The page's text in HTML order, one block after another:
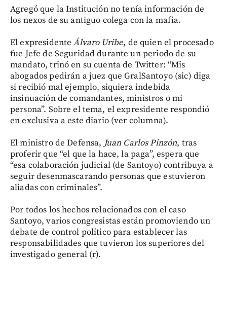
Agregó que la Institución no tenía información de
los nexos de su antiguo colega con la mafia.
El expresidenteÁlvaro Uribe, de quien el procesado
fue Jefe de Seguridad durante un periodo de su
mandato, trinó en su cuenta de Twitter: “Mis
abogados pedirán a juez que GralSantoyo (sic) diga
si recibió mal ejemplo, siquiera indebida
insinuación de comandantes, ministros o mi
persona”. Sobre el tema, el expresidente respondió
en exclusiva a este diario (ver columna).
El ministro de Defensa, Juan Carlos Pinzón, tras
proferir que “el que la hace, la paga”, espera que
“esa colaboración judicial (de Santoyo) contribuya a
seguir desenmascarando personas que estuvieron
aliadas con criminales”.
Por todos los hechos relacionados con el caso
Santoyo, varios congresistas están promoviendo un
debate de control político para establecer las
responsabilidades que tuvieron los superiores del
investigado general (r).